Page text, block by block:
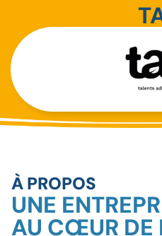
À PROPOS
UNE
AU CŒUR DE